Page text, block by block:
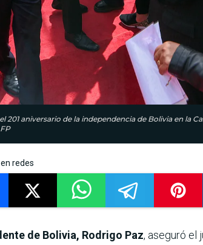
201 aniversario de la independencia de Bolivia en la
redes
de Bolivia, Rodrigo Paz, aseguró el